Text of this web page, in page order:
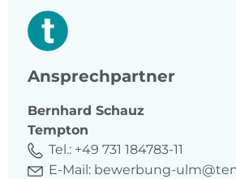
Ansprechpartner
Bernhard Schauz
Tempton
Tel.: +49 731 184783-11
E-Mail: bewerbung-